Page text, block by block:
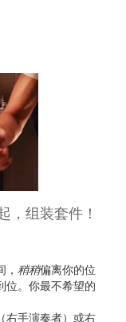
，组装套件！
稍稍偏离你的位
位。你最不希望的
右手演奏者）或右